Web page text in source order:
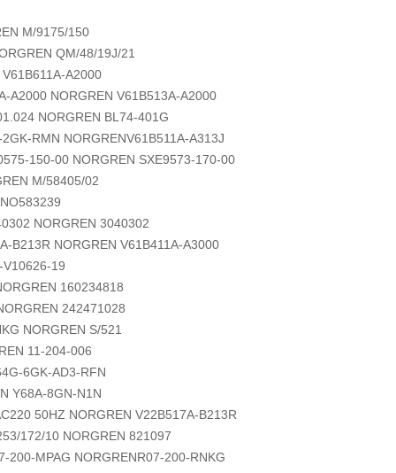
M/9175/150
QM/48/19J/21
A2000
A2000 NORGREN V61B513A-A2000
NORGREN BL74-401G
RMN NORGRENV61B511A-A313J
150-00 NORGREN SXE9573-170-00
M/58405/02
NORGREN 3040302
B213R NORGREN V61B411A-A3000
V10626-19
160234818
242471028
NORGREN S/521
11-204-006
6GK-AD3-RFN
Y68A-8GN-N1N
50HZ NORGREN V22B517A-B213R
172/10 NORGREN 821097
200-MPAG NORGRENR07-200-RNKG